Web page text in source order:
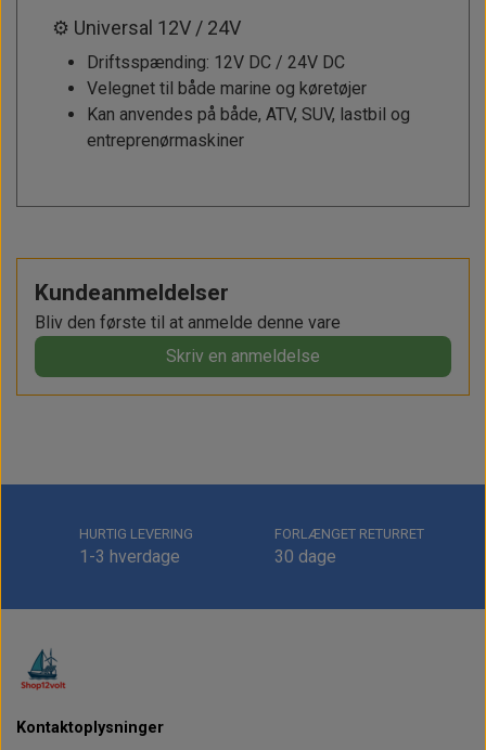
⚙️ Universal 12V / 24V
Driftsspænding: 12V DC / 24V DC
Velegnet til både marine og køretøjer
Kan anvendes på både, ATV, SUV, lastbil og
entreprenørmaskiner
Kundeanmeldelser
Bliv den første til at anmelde denne vare
Skriv en anmeldelse
HURTIG LEVERING
1-3 hverdage
FORLÆNGET RETURRET
30 dage
Kontaktoplysninger